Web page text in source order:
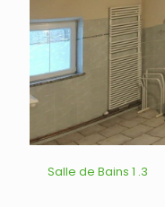
Salle de Bains 1 .3